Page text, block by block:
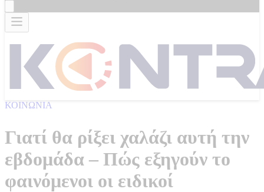
ΚΟΙΝΩΝΙΑ
Γιατί θα ρίξει χαλάζι αυτή την
εβδομάδα – Πώς εξηγούν το
φαινόμενοι οι ειδικοί